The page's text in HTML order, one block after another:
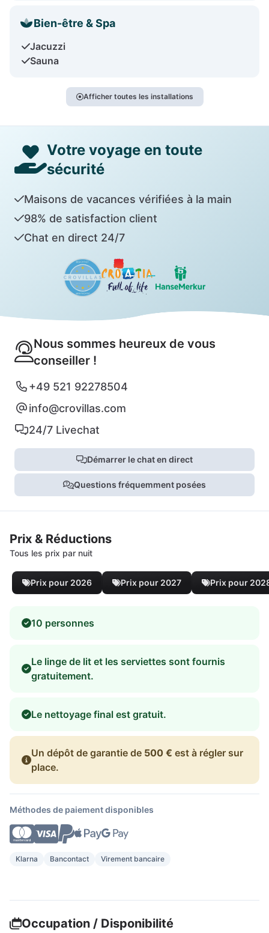
Bien-être & Spa
Jacuzzi
Sauna
Afficher toutes les installations
Votre voyage en toute
sécurité
Maisons de vacances vérifiées à la main
98% de satisfaction client
Chat en direct 24/7
Nous sommes heureux de vous
conseiller !
+49 521 92278504
info@crovillas.com
24/7 Livechat
Démarrer le chat en direct
Questions fréquemment posées
Prix & Réductions
Tous les prix par nuit
Prix pour 2026 Prix pour 2027 Prix pour
10 personnes
Le linge de lit et les serviettes sont fournis
gratuitement.
Le nettoyage final est gratuit.
Un dépôt de garantie de 500 € est à régler sur
place.
Méthodes de paiement disponibles
Klarna Bancontact Virement bancaire
Occupation / Disponibilité